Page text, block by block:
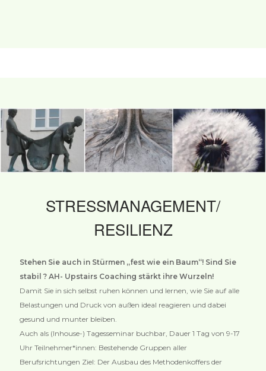
STRESSMANAGEMENT/
RESILIENZ
Stehen Sie auch in Stürmen „fest wie ein Baum“! Sind Sie
stabil ? AH- Upstairs Coaching stärkt ihre Wurzeln!
Damit Sie in sich selbst ruhen können und lernen, wie Sie auf alle
Belastungen und Druck von außen ideal reagieren und dabei
gesund und munter bleiben.
Auch als (Inhouse-) Tagesseminar buchbar, Dauer 1 Tag von 9-17
Uhr Teilnehmer*innen: Bestehende Gruppen aller
Berufsrichtungen Ziel: Der Ausbau des Methodenkoffers der